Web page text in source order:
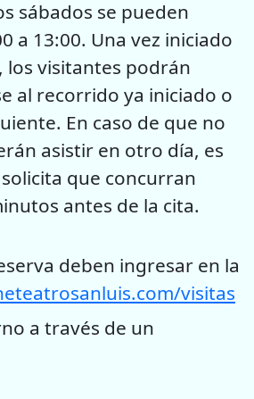
sábados se pueden
a 13:00. Una vez iniciado
visitantes podrán
al recorrido ya iniciado o
En caso de que no
asistir en otro día, es
que concurran
antes de la cita.
deben ingresar en la
visitas
a través de un